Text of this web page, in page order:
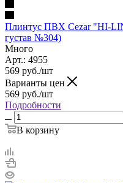
Плинтус ПВХ Cezar "HI-
густав №304)
Много
Арт.: 4955
569 руб./шт
Варианты цен
569 руб./шт
Подробности
В корзину